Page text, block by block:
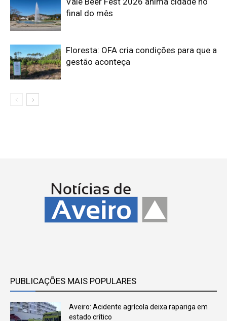
final do mês
Floresta: OFA cria condições para que a
gestão aconteça
PUBLICAÇÕES MAIS POPULARES
Aveiro: Acidente agrícola deixa rapariga em
estado crítico